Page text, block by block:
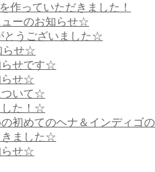
作っていただきました！
ーのお知らせ☆
とうございました☆
らせ☆
らせです☆
らせ☆
ついて☆
した！☆
の初めてのヘナ＆インディゴの
きました☆
らせ☆